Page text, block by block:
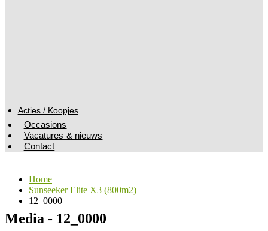
Acties / Koopjes
Occasions
Vacatures & nieuws
Contact
Home
Sunseeker Elite X3 (800m2)
12_0000
Media - 12_0000